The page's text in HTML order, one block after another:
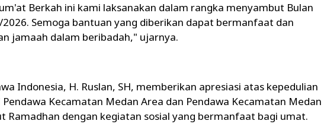
Berkah ini kami laksanakan dalam rangka menyambut Bulan
2026. Semoga bantuan yang diberikan dapat bermanfaat dan
jamaah dalam beribadah," ujarnya.
Indonesia, H. Ruslan, SH, memberikan apresiasi atas kepedulian
Pendawa Kecamatan Medan Area dan Pendawa Kecamatan Medan
Ramadhan dengan kegiatan sosial yang bermanfaat bagi umat.